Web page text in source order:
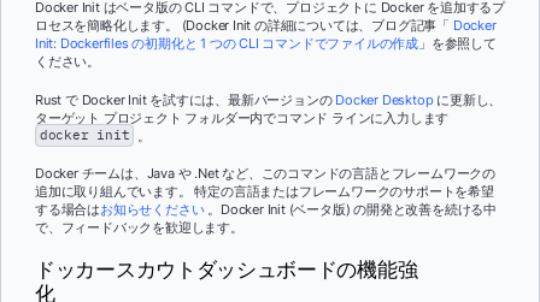
Docker Init はベータ版の CLI コマンドで、プロジェクトに Docker を追加するプ
ロセスを簡略化します。 (Docker Init の詳細については、ブログ記事「 Docker
Init: Dockerfiles の初期化と 1 つの CLI コマンドでファイルの作成 」を参照して
ください。
Rust で Docker Init を試すには、最新バージョンの Docker Desktop に更新し、
ターゲット プロジェクト フォルダー内でコマンド ラインに入力します
docker init
Docker チームは、Java や .Net など、このコマンドの言語とフレームワークの
追加に取り組んでいます。 特定の言語またはフレームワークのサポートを希望
する場合はお知らせください。Docker Init (ベータ版) の開発と改善を続ける中
で、フィードバックを歓迎します。
ドッカースカウトダッシュボードの機能強
化